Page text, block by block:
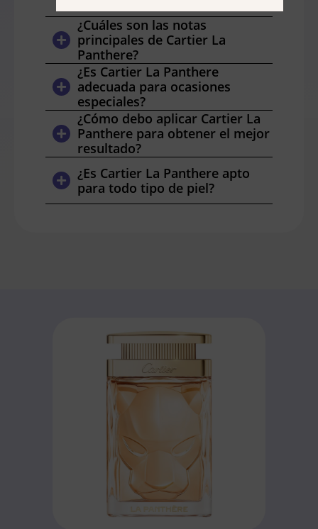
¿Cuáles son las notas
principales de Cartier La
Panthere?
¿Es Cartier La Panthere
adecuada para ocasiones
especiales?
¿Cómo debo aplicar Cartier La
Panthere para obtener el mejor
resultado?
¿Es Cartier La Panthere apto
para todo tipo de piel?